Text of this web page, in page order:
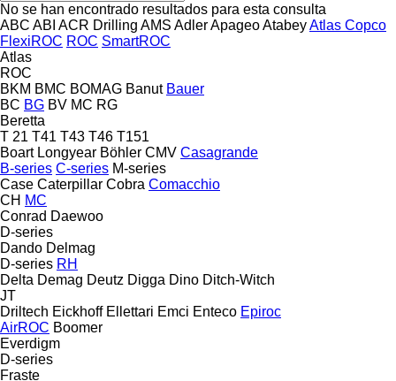
No se han encontrado resultados para esta consulta
ABC ABI ACR Drilling AMS AdlerApageoAtabeyAtlas Copco
FlexiROC ROC SmartROC
Atlas
ROC
BKM BMC BOMAG Banut Bauer
BC BG BV MC RG
Beretta
T 21 T41 T43 T46 T151
Boart Longyear Böhler CMV Casagrande
B-series C-series M-series
Case Caterpillar Cobra Comacchio
CH MC
Conrad Daewoo
D-series
Dando Delmag
D-series RH
Delta Demag Deutz Digga Dino Ditch-Witch
JT
Driltech Eickhoff Ellettari Emci Enteco Epiroc
AirROC Boomer
Everdigm
D-series
Fraste